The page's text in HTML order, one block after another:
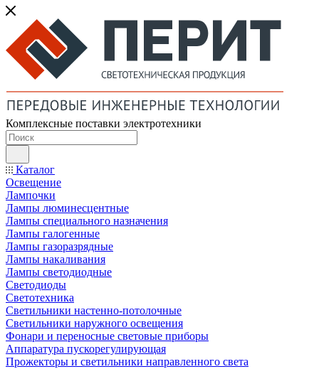
Комплексные поставки электротехники
Каталог
Освещение
Лампочки
Лампы люминесцентные
Лампы специального назначения
Лампы галогенные
Лампы газоразрядные
Лампы накаливания
Лампы светодиодные
Светодиоды
Светотехника
Светильники настенно-потолочные
Светильники наружного освещения
Фонари и переносные световые приборы
Аппаратура пускорегулирующая
Прожекторы и светильники направленного света